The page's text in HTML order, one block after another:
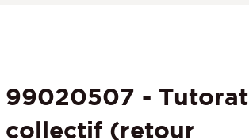
99020507 - Tutorat
collectif (retour